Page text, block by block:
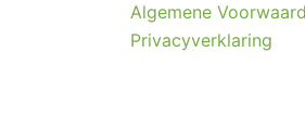
Algemene
Privacyverklaring